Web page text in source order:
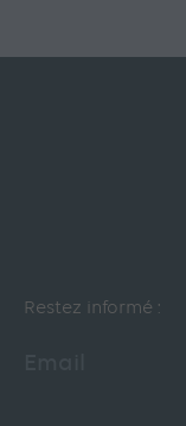
Restez informé :